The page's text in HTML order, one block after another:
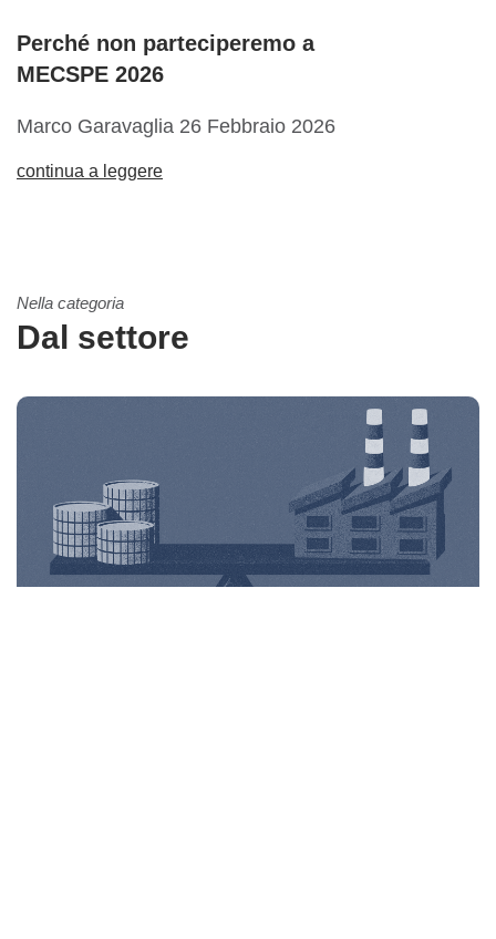
Perché non parteciperemo a
MECSPE 2026
Marco Garavaglia 26 Febbraio 2026
continua a leggere
Nella categoria
Dal settore